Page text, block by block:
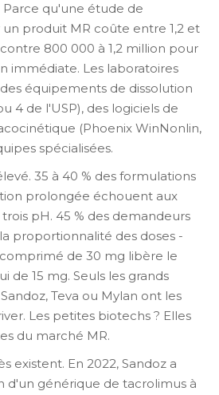
Parce qu'une étude de
produit MR coûte entre 1,2 et
800 000 à 1,2 million pour
immédiate. Les laboratoires
équipements de dissolution
4 de l'USP), des logiciels de
(Phoenix WinNonlin,
spécialisées.
35 à 40 % des formulations
prolongée échouent aux
pH. 45 % des demandeurs
proportionnalité des doses -
de 30 mg libère le
de 15 mg. Seuls les grands
Teva ou Mylan ont les
Les petites biotechs ? Elles
du marché MR.
existent. En 2022, Sandoz a
générique de tacrolimus à